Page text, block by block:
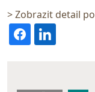
> Zobrazit detail